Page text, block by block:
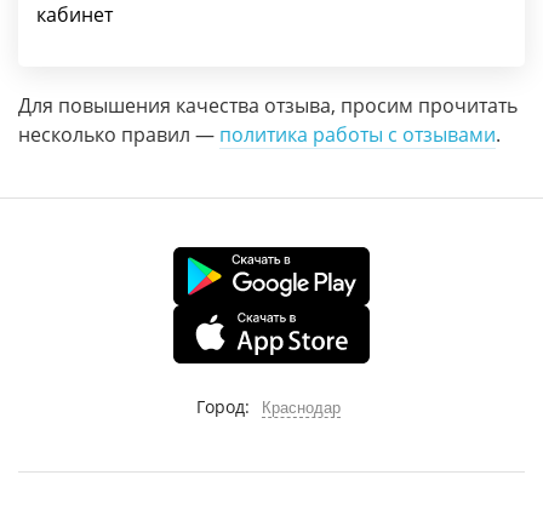
кабинет
Для повышения качества отзыва, просим прочитать
несколько правил — политика работы с отзывами.
Город: Краснодар